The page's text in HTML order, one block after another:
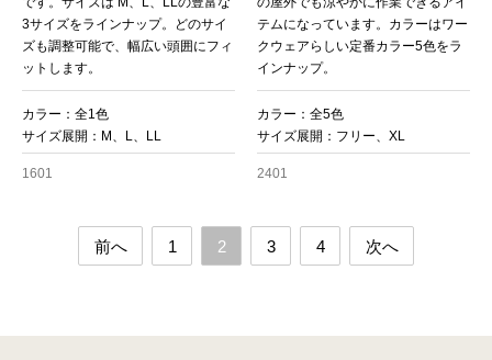
3サイズをラインナップ。どのサイ
ズも調整可能で、幅広い頭囲にフィ
ットします。
カラー：全1色
サイズ展開：M、L、LL
1601
テムになっています。カラーはワー
クウェアらしい定番カラー5色をラ
インナップ。
カラー：全5色
サイズ展開：フリー、XL
2401
前へ 1 2 3 4 次へ